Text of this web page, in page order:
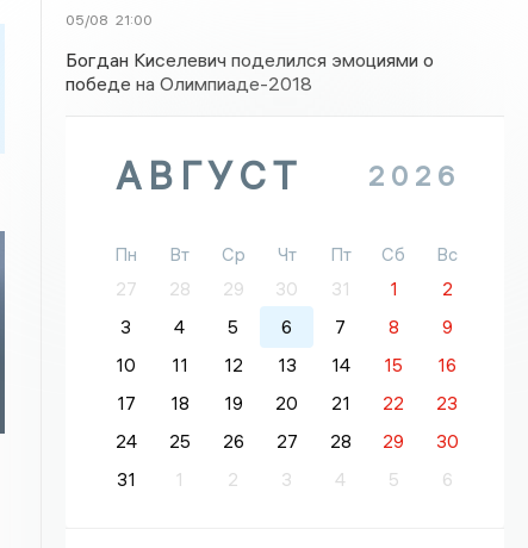
05/08 21:00
Богдан Киселевич поделился эмоциями о
победе на Олимпиаде-2018
АВГУСТ 2026
Пн Вт Ср Чт Пт Сб
Вс
27
28 29 30 31 1
2
3
4 5 6 7 8
9
10
11 12 13 14 15
16
17
18 19 20 21 22
23
24
25 26 27 28 29
30
31
1 2 3 4 5 6